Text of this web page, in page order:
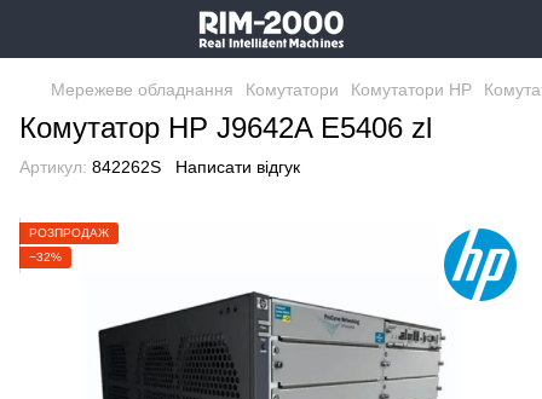
Мережеве обладнання Комутатори Комутатори HP
Комутатор HP J9642A E5406 zl
Артикул: 842262S Написати відгук
РОЗПРОДАЖ
−32%